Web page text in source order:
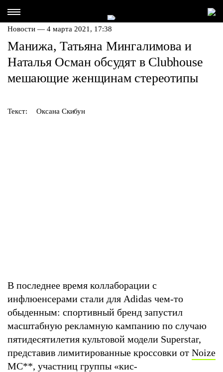
Новости — 4 марта 2021, 17:38
Манижа, Татьяна Мингалимова и
Наталья Осман обсудят в Clubhouse
мешающие женщинам стереотипы
Текст: Оксана Скибун
В последнее время коллаборации с
инфлюенсерами стали для Adidas чем-то
обыденным: спортивный бренд запустил
масштабную рекламную кампанию по случаю
пятидесятилетия культовой модели Superstar,
представив лимитированные кроссовки от Noize
MC**, участниц группы «кис-